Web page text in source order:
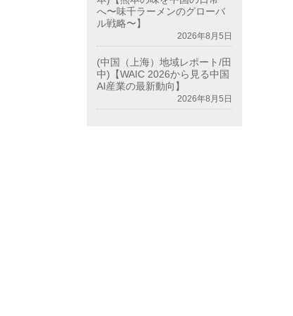
へ〜味千ラーメンのグローバ
ル戦略〜】
2026年8月5日
(中国（上海）地域レポート/田
中)【WAIC 2026から見る中国
AI産業の最新動向】
2026年8月5日